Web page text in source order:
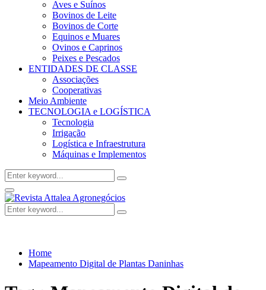
Aves e Suínos
Bovinos de Leite
Bovinos de Corte
Equinos e Muares
Ovinos e Caprinos
Peixes e Pescados
ENTIDADES DE CLASSE
Associações
Cooperativas
Meio Ambiente
TECNOLOGIA e LOGÍSTICA
Tecnologia
Irrigação
Logística e Infraestrutura
Máquinas e Implementos
Search
for:
Search
Facebook
Twitter
Instagram
Linkedin
Youtube
Email
Primary
Menu
Search
for:
Search
Home
Mapeamento Digital de Plantas Daninhas